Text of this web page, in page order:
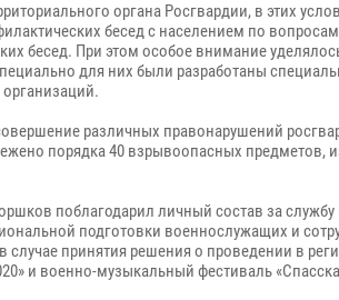
органа Росгвардии, в этих
бесед с населением по
бесед. При этом особое внимание
для них были разработаны
различных правонарушений
порядка 40 взрывоопасных предметов,
поблагодарил личный состав за
подготовки военнослужащих и
случае принятия решения о проведении в
и военно-музыкальный фестиваль